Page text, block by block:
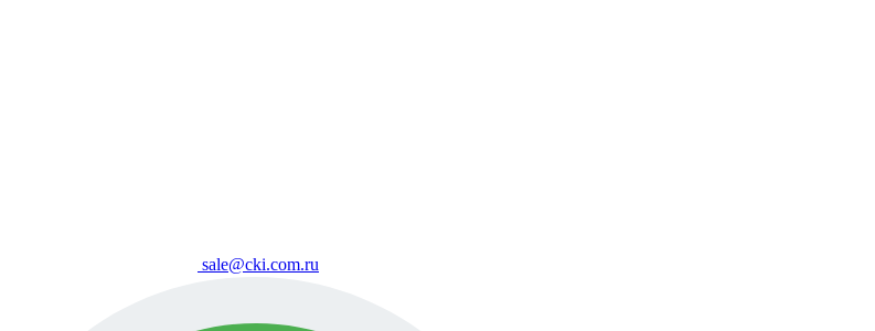
sale@cki.com.ru